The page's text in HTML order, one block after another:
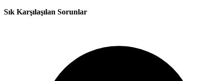
Sık Karşılaşılan Sorunlar